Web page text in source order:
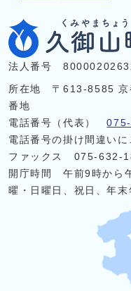
法人番号
所在地 〒613-8585 京
番地
電話番号（代表）
電話番号の掛け間違いに
ファックス 075-632-
開庁時間 午前9時から
曜・日曜日、祝日、年末